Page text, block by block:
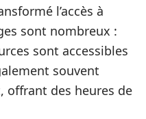
l’accès à
sont nombreux :
sont accessibles
souvent
offrant des heures de